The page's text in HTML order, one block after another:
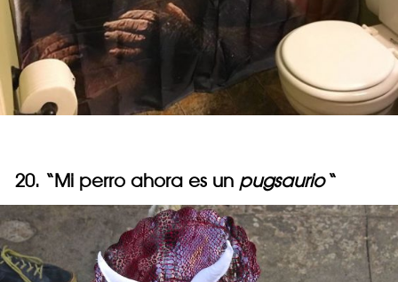
20. “Mi perro ahora es un pugsaurio “